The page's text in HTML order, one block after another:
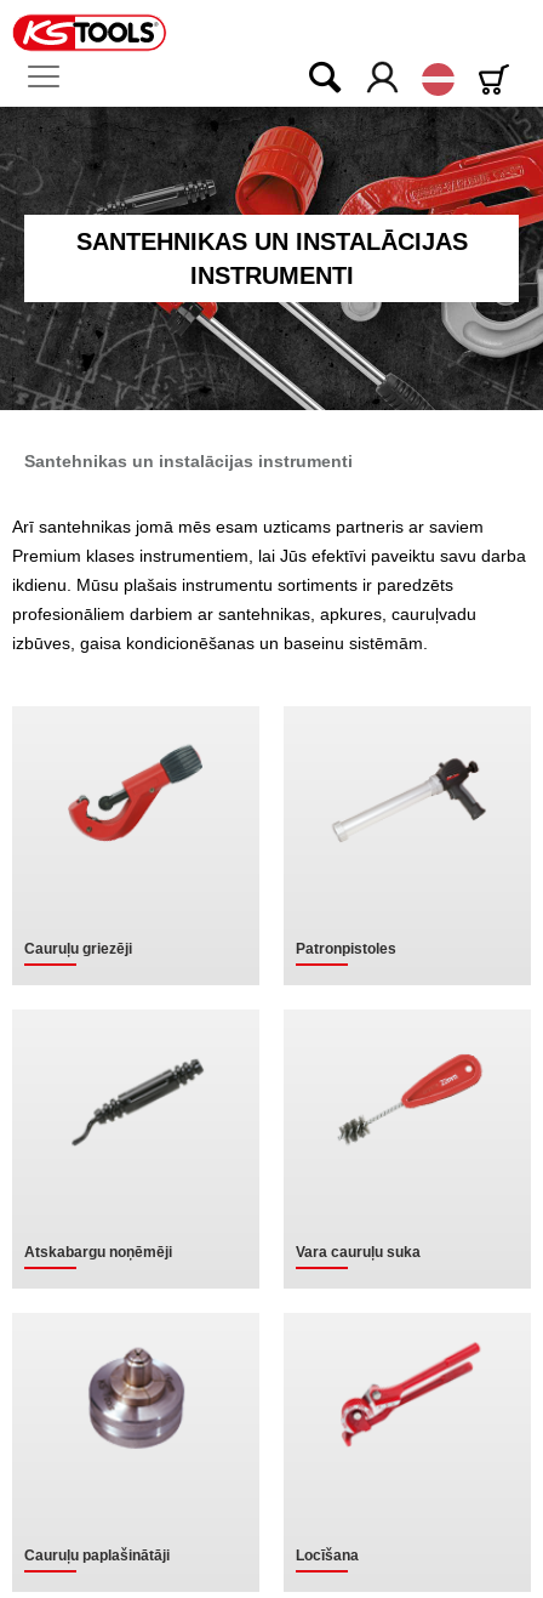
Latvijas
SANTEHNIKAS UN INSTALĀCIJAS
INSTRUMENTI
Santehnikas un instalācijas instrumenti
Arī santehnikas jomā mēs esam uzticams partneris ar saviem
Premium klases instrumentiem, lai Jūs efektīvi paveiktu savu darba
ikdienu. Mūsu plašais instrumentu sortiments ir paredzēts
profesionāliem darbiem ar santehnikas, apkures, cauruļvadu
izbūves, gaisa kondicionēšanas un baseinu sistēmām.
Cauruļu griezēji Patronpistoles
Atskabargu noņēmēji Vara cauruļu suka
Cauruļu paplašinātāji Locīšana